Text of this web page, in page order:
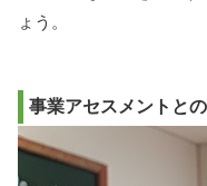
ょう。
事業アセスメントと